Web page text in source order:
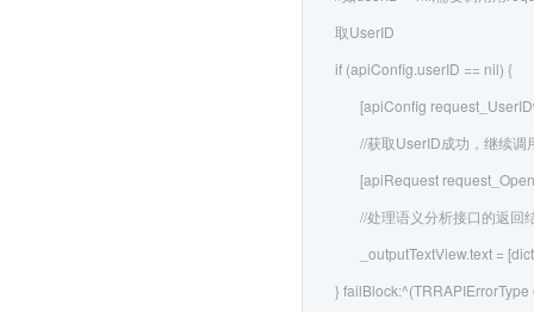
取UserID
if (apiConfig.userID == nil) {
[apiConfig
//获取UserID成功，继续调
[apiRequest
//处理语义分析接口的返回
_outputTextView.text =
}